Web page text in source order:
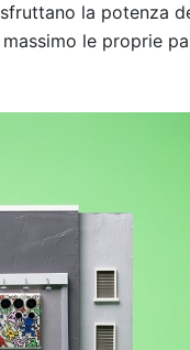
la potenza
le proprie